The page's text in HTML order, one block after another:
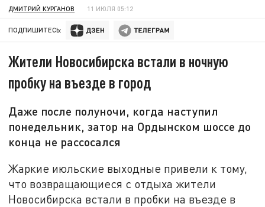
ДМИТРИЙ КУРГАНОВ 11 ИЮЛЯ 05:12
ПОДПИШИТЕСЬ:
Жители Новосибирска встали в ночную
пробку на въезде в город
Даже после полуночи, когда наступил
понедельник, затор на Ордынском шоссе до
конца не рассосался
Жаркие июльские выходные привели к тому,
что возвращающиеся с отдыха жители
Новосибирска встали в пробки на въезде в